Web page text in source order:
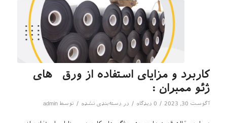
کاربرد و مزایای استفاده از ورق های
ژئو ممبران :
آگوست 30, 2023 / 0 دیدگاه / در دسته‌بندی نشده / توسط admin